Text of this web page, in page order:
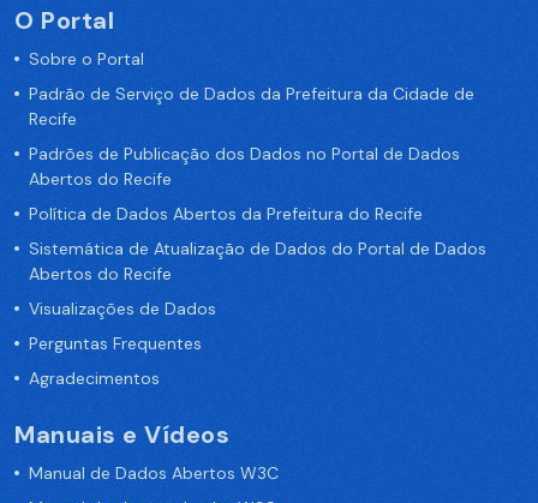
O Portal
Sobre o Portal
Padrão de Serviço de Dados da Prefeitura da Cidade de
Recife
Padrões de Publicação dos Dados no Portal de Dados
Abertos do Recife
Política de Dados Abertos da Prefeitura do Recife
Sistemática de Atualização de Dados do Portal de Dados
Abertos do Recife
Visualizações de Dados
Perguntas Frequentes
Agradecimentos
Manuais e Vídeos
Manual de Dados Abertos W3C